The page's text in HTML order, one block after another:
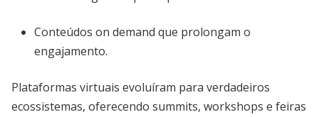
Conteúdos on demand que prolongam o
engajamento.
Plataformas virtuais evoluíram para verdadeiros
ecossistemas, oferecendo summits, workshops e feiras